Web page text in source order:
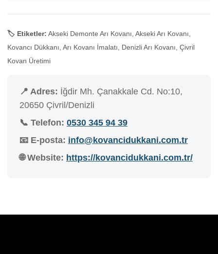
🏷️ Etiketler: Akseki Demonte Arı Kovanı, Akseki Arı Kovanı,
Kovancı Dükkanı, Arı Kovanı İmalatı, Denizli Arı Kovanı, Çivril
Kovan Üretimi
📍 Adres: İğdir Mh. Çanakkale Cd. No:10,
20650 Çivril/Denizli
📞 Telefon: 0530 345 94 39
📧 E-posta: info@kovancidukkani.com.tr
🌐 Website: https://kovancidukkani.com.tr/